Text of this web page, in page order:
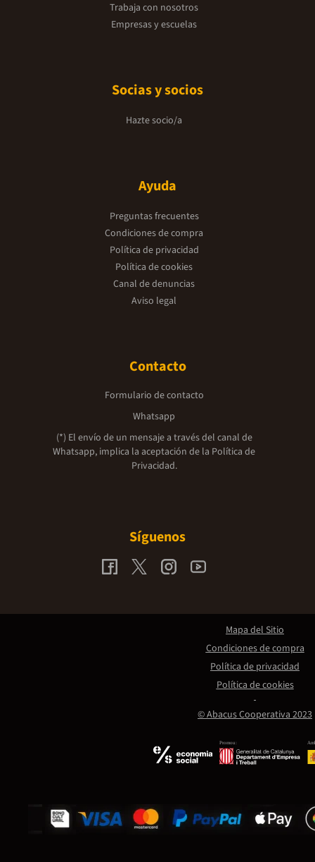
Trabaja con nosotros
Empresas y escuelas
Socias y socios
Hazte socio/a
Ayuda
Preguntas frecuentes
Condiciones de compra
Política de privacidad
Política de cookies
Canal de denuncias
Aviso legal
Contacto
Formulario de contacto
Whatsapp
(*) El envío de un mensaje a través del canal de
Whatsapp, implica la aceptación de la Política de
Privacidad.
Síguenos
Promou:
© Abacus Cooperativa 2023
Mapa del Sitio
Condiciones de compra
Política de privacidad
Política de cookies